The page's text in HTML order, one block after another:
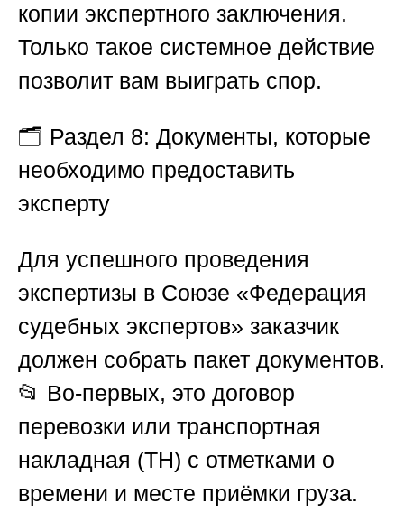
копии экспертного заключения.
Только такое системное действие
позволит вам выиграть спор.
🗂️ Раздел 8: Документы, которые
необходимо предоставить
эксперту
Для успешного проведения
экспертизы в Союзе «Федерация
судебных экспертов» заказчик
должен собрать пакет документов.
📂 Во-первых, это договор
перевозки или транспортная
накладная (ТН) с отметками о
времени и месте приёмки груза.